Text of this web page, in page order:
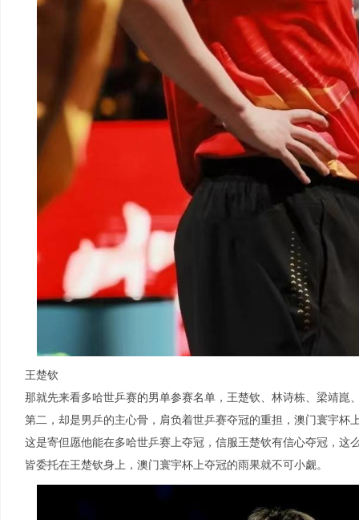
王楚钦
那就先来看多哈世乒赛的男单参赛名单，王楚钦、林诗栋、梁靖崑
第二，却是男乒的主心骨，肩负着世乒赛夺冠的重担，澳门寰宇杯
这是寄但愿他能在多哈世乒赛上夺冠，信服王楚钦有信心夺冠，这
皆委托在王楚钦身上，澳门寰宇杯上夺冠的雨果就不可小觑。